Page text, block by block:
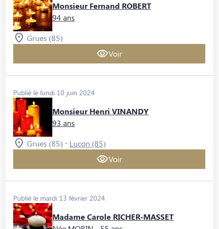
Monsieur Fernand ROBERT
94 ans
Grues (85)
Voir
Publié le lundi 10 juin 2024
Monsieur Henri VINANDY
93 ans
Grues (85) - Luçon (85)
Voir
Publié le mardi 13 février 2024
Madame Carole RICHER-MASSET